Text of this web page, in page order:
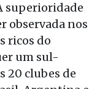
superioridade
observada nos
ricos do
um sul-
20 clubes de